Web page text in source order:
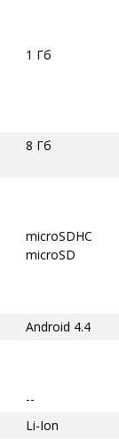
1 Гб
8 Гб
microSDHC
microSD
Android 4.4
--
Li-Ion